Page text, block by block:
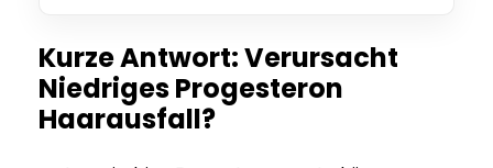
Kurze Antwort: Verursacht
Niedriges Progesteron
Haarausfall?